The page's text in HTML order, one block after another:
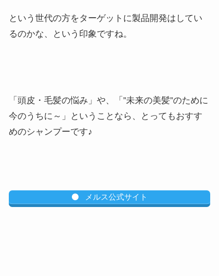
という世代の方をターゲットに製品開発はしてい
るのかな、という印象ですね。
「頭皮・毛髪の悩み」や、「”未来の美髪”のために
今のうちに～」ということなら、とってもおすす
めのシャンプーです♪
メルス公式サイト